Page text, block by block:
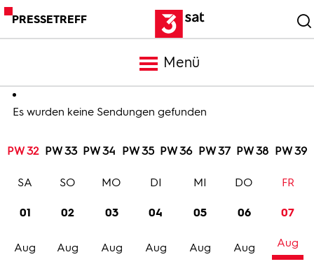
PRESSETREFF
Menü
Meldungen
Programm
Trailer
Es wurden keine Sendungen gefunden
PW 32 PW 33 PW 34 PW 35 PW 36 PW 37 PW 38 PW 39
01
Aug
SA
02
Aug
SO
03
Aug
MO
04
Aug
DI
05
Aug
MI
06
Aug
DO
07
Aug
FR